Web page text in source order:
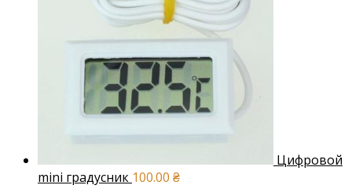
Цифровой
mini градусник 100.00 ₴